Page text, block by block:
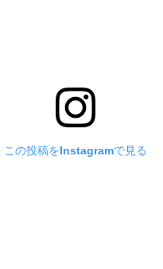
この投稿をInstagramで見る